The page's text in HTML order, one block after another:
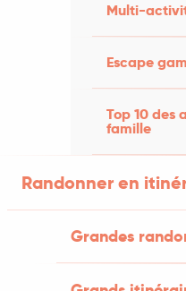
Multi-
Escape
Top 10 des
famille
Randonner en
Grandes
Tour-de-Faure
train !